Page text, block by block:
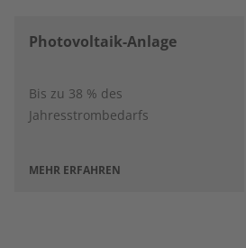
Photovoltaik-Anlage
Bis zu 38 % des
Jahresstrombedarfs
MEHR ERFAHREN